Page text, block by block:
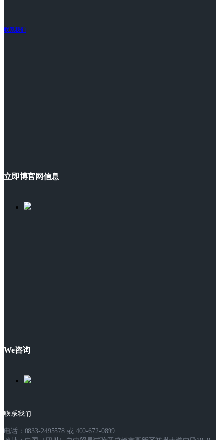
联系我们
立即博官网信息
We咨询
联系我们
电话：0833-2495578 或 400-672-0899